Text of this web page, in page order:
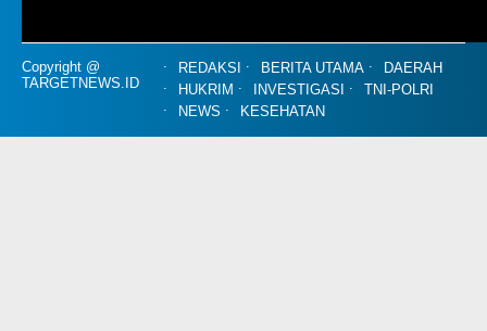
Copyright @
TARGETNEWS.ID
REDAKSI BERITA UTAMA
DAERAH
HUKRIM
INVESTIGASI
TNI-POLRI
NEWS
KESEHATAN